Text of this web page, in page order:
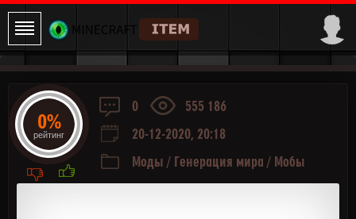
0
555 186
20-12-2020, 20:18
Моды / Генерация мира / Мобы
0%
рейтинг